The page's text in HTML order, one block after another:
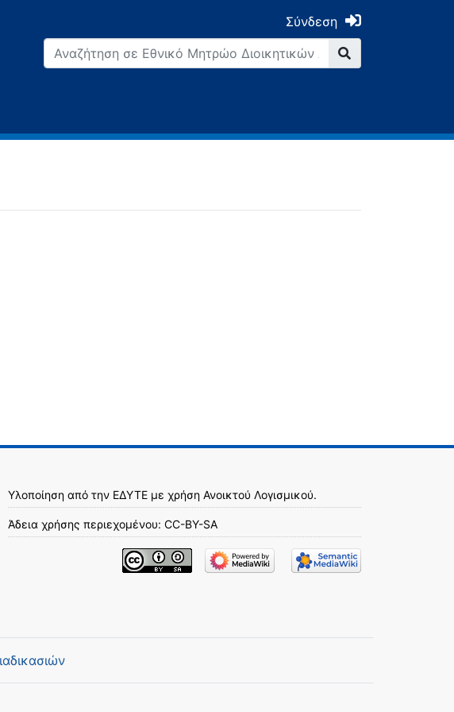
Σύνδεση
Υλοποίηση από την ΕΔΥΤΕ με χρήση Ανοικτού Λογισμικού.
Άδεια χρήσης περιεχομένου: CC-BY-SA